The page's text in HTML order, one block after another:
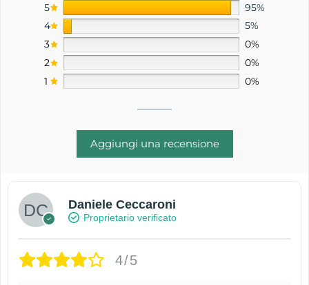
5
95%
4
5%
3
0%
2
0%
1
0%
Aggiungi una recensione
Daniele Ceccaroni
Proprietario verificato
4/5